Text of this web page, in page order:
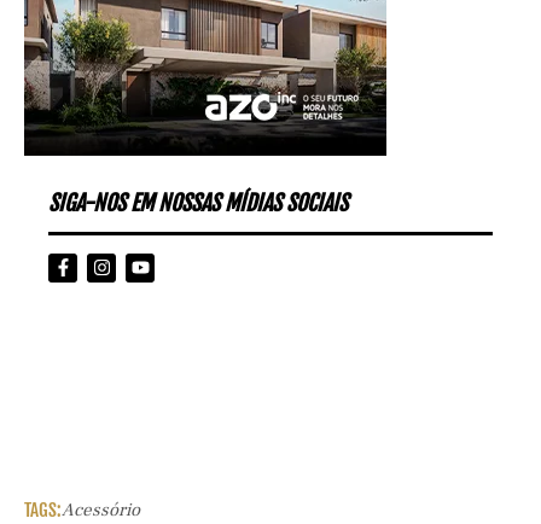
SIGA-NOS EM NOSSAS MÍDIAS SOCIAIS
TAGS:Acessório